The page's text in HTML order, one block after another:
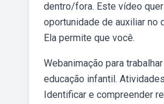
dentro/fora. Este vídeo
oportunidade de auxiliar no
Ela permite que você.
Webanimação para
educação infantil.
Identificar e compreender